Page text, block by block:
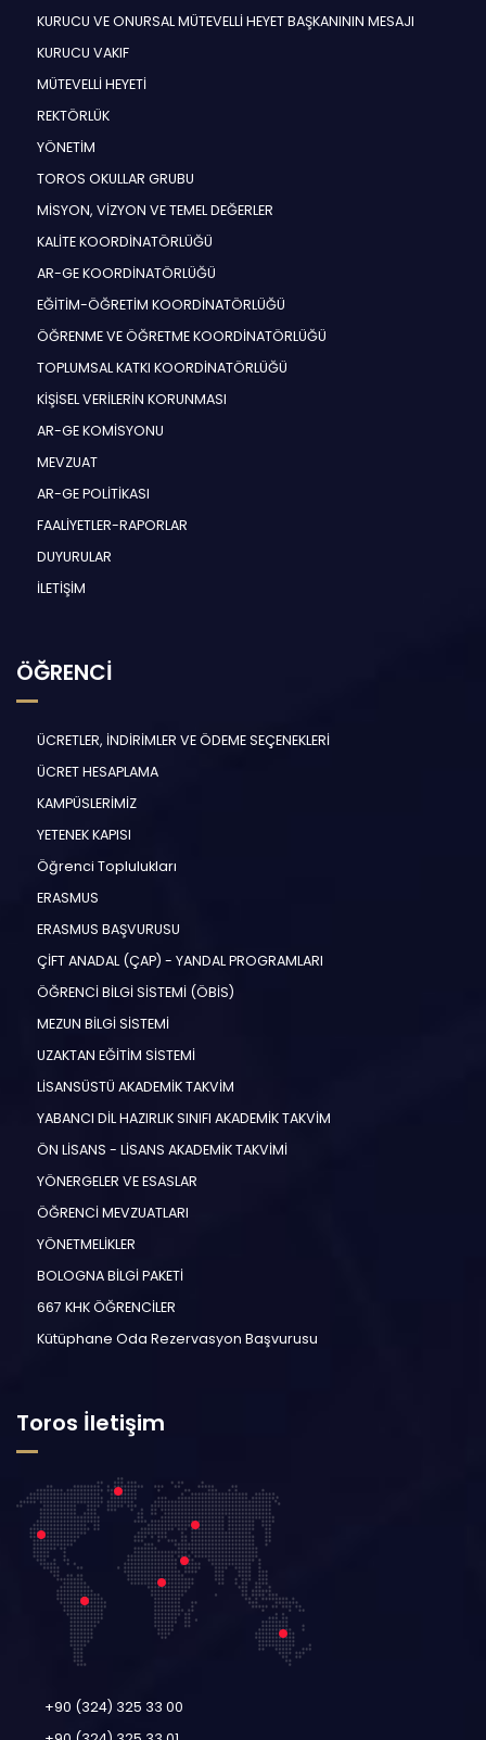
KURUCU VE ONURSAL MÜTEVELLİ HEYET BAŞKANININ MESAJI
KURUCU VAKIF
MÜTEVELLİ HEYETİ
REKTÖRLÜK
YÖNETİM
TOROS OKULLAR GRUBU
MİSYON, VİZYON VE TEMEL DEĞERLER
KALİTE KOORDİNATÖRLÜĞÜ
AR-GE KOORDİNATÖRLÜĞÜ
EĞİTİM-ÖĞRETİM KOORDİNATÖRLÜĞÜ
ÖĞRENME VE ÖĞRETME KOORDİNATÖRLÜĞÜ
TOPLUMSAL KATKI KOORDİNATÖRLÜĞÜ
KİŞİSEL VERİLERİN KORUNMASI
AR-GE KOMİSYONU
MEVZUAT
AR-GE POLİTİKASI
FAALİYETLER-RAPORLAR
DUYURULAR
İLETİŞİM
ÖĞRENCİ
ÜCRETLER, İNDİRİMLER VE ÖDEME SEÇENEKLERİ
ÜCRET HESAPLAMA
KAMPÜSLERİMİZ
YETENEK KAPISI
Öğrenci Toplulukları
ERASMUS
ERASMUS BAŞVURUSU
ÇİFT ANADAL (ÇAP) - YANDAL PROGRAMLARI
ÖĞRENCİ BİLGİ SİSTEMİ (ÖBİS)
MEZUN BİLGİ SİSTEMİ
UZAKTAN EĞİTİM SİSTEMİ
LİSANSÜSTÜ AKADEMİK TAKVİM
YABANCI DİL HAZIRLIK SINIFI AKADEMİK TAKVİM
ÖN LİSANS - LİSANS AKADEMİK TAKVİMİ
YÖNERGELER VE ESASLAR
ÖĞRENCİ MEVZUATLARI
YÖNETMELİKLER
BOLOGNA BİLGİ PAKETİ
667 KHK ÖĞRENCİLER
Kütüphane Oda Rezervasyon Başvurusu
Toros İletişim
+90 (324) 325 33 00